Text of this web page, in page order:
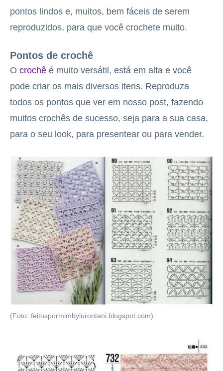
pontos lindos e, muitos, bem fáceis de serem
reproduzidos, para que você crochete muito.
Pontos de crochê
O crochê é muito versátil, está em alta e você
pode criar os mais diversos itens. Reproduza
todos os pontos que ver em nosso post, fazendo
muitos crochês de sucesso, seja para a sua casa,
para o seu look, para presentear ou para vender.
(Foto: feitospormimbylurontani.blogspot.com)